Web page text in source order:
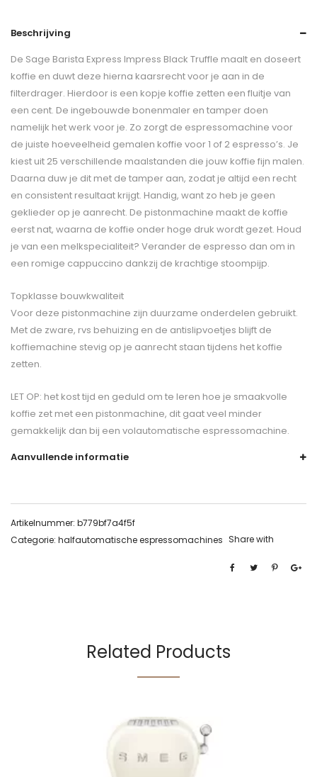
Beschrijving
De Sage Barista Express Impress Black Truffle maalt en doseert
koffie en duwt deze hierna kaarsrecht voor je aan in de
filterdrager. Hierdoor is een kopje koffie zetten een fluitje van
een cent. De ingebouwde bonenmaler en tamper doen
namelijk het werk voor je. Zo zorgt de espressomachine voor
de juiste hoeveelheid gemalen koffie voor 1 of 2 espresso’s. Je
kiest uit 25 verschillende maalstanden die jouw koffie fijn malen.
Daarna duw je dit met de tamper aan, zodat je altijd een recht
en consistent resultaat krijgt. Handig, want zo heb je geen
geklieder op je aanrecht. De pistonmachine maakt de koffie
eerst nat, waarna de koffie onder hoge druk wordt gezet. Houd
je van een melkspecialiteit? Verander de espresso dan om in
een romige cappuccino dankzij de krachtige stoompijp.
Topklasse bouwkwaliteit
Voor deze pistonmachine zijn duurzame onderdelen gebruikt.
Met de zware, rvs behuizing en de antislipvoetjes blijft de
koffiemachine stevig op je aanrecht staan tijdens het koffie
zetten.
LET OP: het kost tijd en geduld om te leren hoe je smaakvolle
koffie zet met een pistonmachine, dit gaat veel minder
gemakkelijk dan bij een volautomatische espressomachine.
Aanvullende informatie
Artikelnummer: b779bf7a4f5f
Categorie: halfautomatische espressomachines Share with
Related Products